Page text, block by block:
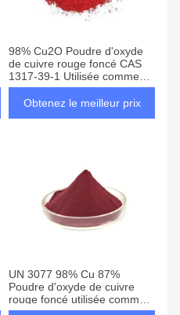
98% Cu2O Poudre d'oxyde
de cuivre rouge foncé CAS
1317-39-1 Utilisée comme
peinture antifouling
Obtenez le meilleur prix
UN 3077 98% Cu 87%
Poudre d'oxyde de cuivre
rouge foncé utilisée comme
colorant dans l'industrie